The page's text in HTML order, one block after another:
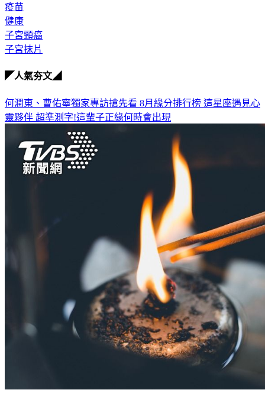
疫苗
健康
子宮頸癌
子宮抹片
◤人氣夯文◢
何潤東、曹佑寧獨家專訪搶先看 8月緣分排行榜 這星座遇見心
靈夥伴 超準測字!這輩子正緣何時會出現